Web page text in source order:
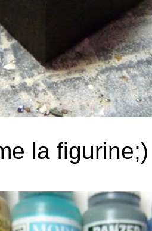
la figurine;)